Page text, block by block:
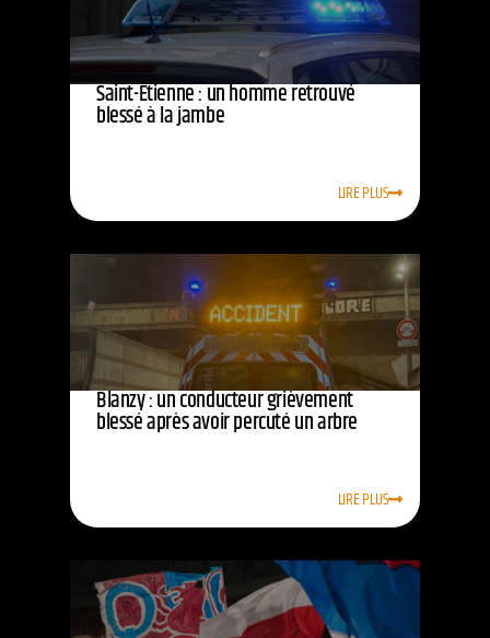
Saint-Étienne : un homme retrouvé
blessé à la jambe
LIRE PLUS
Blanzy : un conducteur grièvement
blessé après avoir percuté un arbre
LIRE PLUS